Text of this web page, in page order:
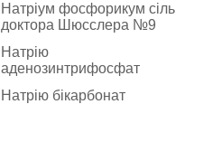
Натріум фосфорикум сіль
доктора Шюсслера №9
Натрію
аденозинтрифосфат
Натрію бікарбонат